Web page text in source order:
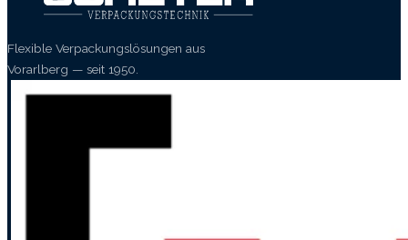
Flexible Verpackungslösungen aus
Vorarlberg — seit 1950.